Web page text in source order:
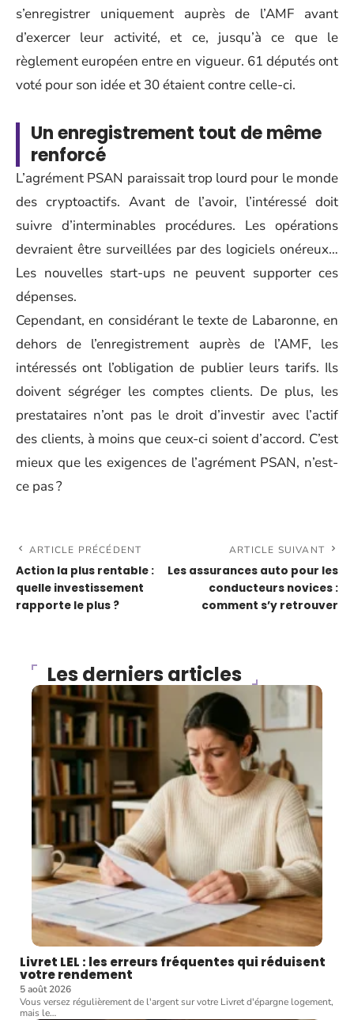
s’enregistrer uniquement auprès de l’AMF avant
d’exercer leur activité, et ce, jusqu’à ce que le
règlement européen entre en vigueur. 61 députés ont
voté pour son idée et 30 étaient contre celle-ci.
Un enregistrement tout de même
renforcé
L’agrément PSAN paraissait trop lourd pour le monde
des cryptoactifs. Avant de l’avoir, l’intéressé doit
suivre d’interminables procédures. Les opérations
devraient être surveillées par des logiciels onéreux…
Les nouvelles start-ups ne peuvent supporter ces
dépenses.
Cependant, en considérant le texte de Labaronne, en
dehors de l’enregistrement auprès de l’AMF, les
intéressés ont l’obligation de publier leurs tarifs. Ils
doivent ségréger les comptes clients. De plus, les
prestataires n’ont pas le droit d’investir avec l’actif
des clients, à moins que ceux-ci soient d’accord. C’est
mieux que les exigences de l’agrément PSAN, n’est-
ce pas ?
ARTICLE PRÉCÉDENT
Action la plus rentable :
quelle investissement
rapporte le plus ?
ARTICLE SUIVANT
Les assurances auto pour les
conducteurs novices :
comment s’y retrouver
Les derniers articles
Livret LEL : les erreurs fréquentes qui réduisent
votre rendement
5 août 2026
Vous versez régulièrement de l'argent sur votre Livret d'épargne logement,
mais le…